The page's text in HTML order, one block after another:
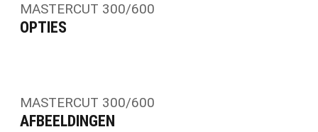
OPTIES
MASTERCUT 300/600
AFBEELDINGEN
MASTERCUT 300/600